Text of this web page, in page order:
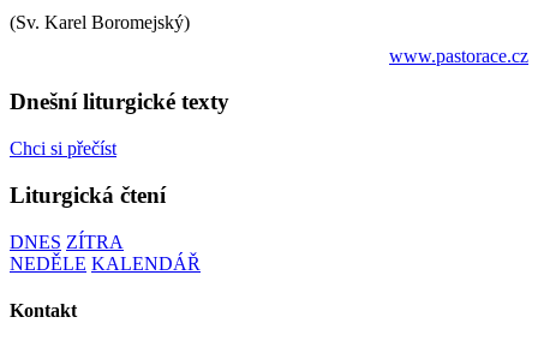
(Sv. Karel Boromejský)
www.pastorace.cz
Dnešní liturgické texty
Chci si přečíst
Liturgická čtení
DNES ZÍTRA
NEDĚLE KALENDÁŘ
Kontakt